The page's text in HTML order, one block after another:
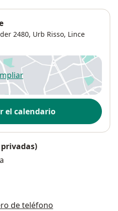
2480, Urb Risso, Lince
se abre en una nueva
el calendario
de teléfono